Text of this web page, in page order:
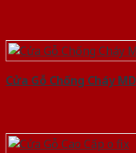
Cửa Gỗ Chống Cháy